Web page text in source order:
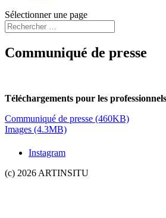
Sélectionner une page
Communiqué de presse
Téléchargements pour les
Communiqué de presse (460KB)
Images (4.3MB)
Instagram
(c) 2026 ARTINSITU